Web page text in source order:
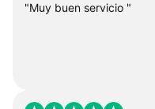
"Muy buen servicio "